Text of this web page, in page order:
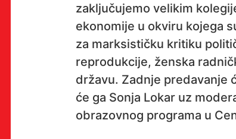
KONTAKTzaključujemo velikim
ekonomije u okviru kojega
za marksističku kritiku
reprodukcije, ženska
državu. Zadnje predavanje
će ga Sonja Lokar uz
obrazovnog programa u